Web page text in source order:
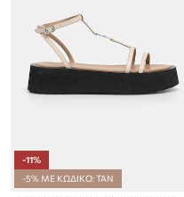
-11%
-5% ΜΕ ΚΩΔΙΚΟ: TAN